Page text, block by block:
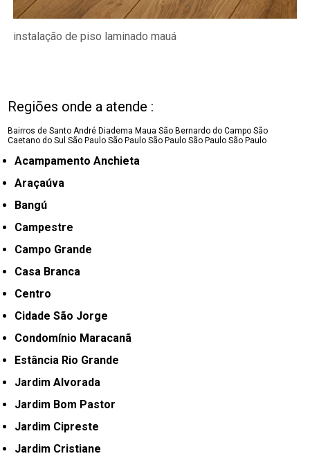
instalação de piso laminado mauá
Regiões onde a atende :
Bairros de Santo André Diadema Maua São Bernardo do Campo São
Caetano do SulSão Paulo São Paulo São Paulo São Paulo São Paulo
Acampamento Anchieta
Araçaúva
Bangú
Campestre
Campo Grande
Casa Branca
Centro
Cidade São Jorge
Condomínio Maracanã
Estância Rio Grande
Jardim Alvorada
Jardim Bom Pastor
Jardim Cipreste
Jardim Cristiane